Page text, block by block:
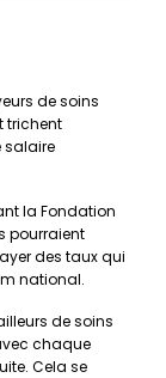
de soins
trichent
salaire
la Fondation
pourraient
des taux qui
national.
de soins
chaque
Cela se